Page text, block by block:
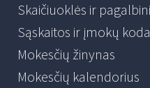
Skaičiuoklės ir
Sąskaitos ir įmokų
Mokesčių žinynas
Mokesčių kalendorius